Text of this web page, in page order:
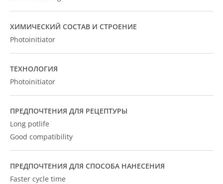
ХИМИЧЕСКИЙ СОСТАВ И СТРОЕНИЕ
Photoinitiator
ТЕХНОЛОГИЯ
Photoinitiator
ПРЕДПОЧТЕНИЯ ДЛЯ РЕЦЕПТУРЫ
Long potlife
Good compatibility
ПРЕДПОЧТЕНИЯ ДЛЯ СПОСОБА НАНЕСЕНИЯ
Faster cycle time